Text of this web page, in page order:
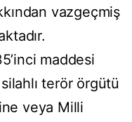
vazgeçmiş
maddesi
terör örgütü
veya Milli